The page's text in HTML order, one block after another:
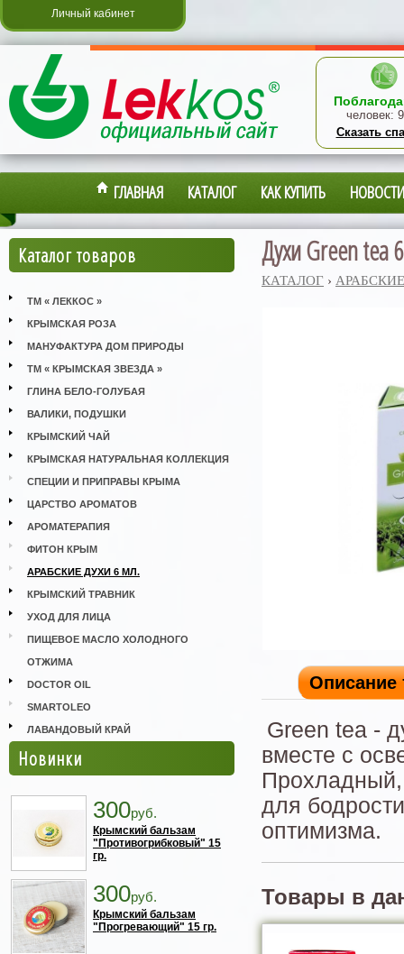
Личный кабинет
человек:
Сказать
ГЛАВНАЯ КАТАЛОГ КАК КУПИТЬ НОВОСТИ
Каталог товаров
ТМ « ЛЕККОС »
КРЫМСКАЯ РОЗА
МАНУФАКТУРА ДОМ ПРИРОДЫ
ТМ « КРЫМСКАЯ ЗВЕЗДА »
ГЛИНА БЕЛО-ГОЛУБАЯ
ВАЛИКИ, ПОДУШКИ
КРЫМСКИЙ ЧАЙ
КРЫМСКАЯ НАТУРАЛЬНАЯ КОЛЛЕКЦИЯ
СПЕЦИИ И ПРИПРАВЫ КРЫМА
ЦАРСТВО АРОМАТОВ
АРОМАТЕРАПИЯ
ФИТОН КРЫМ
АРАБСКИЕ ДУХИ 6 МЛ.
КРЫМСКИЙ ТРАВНИК
УХОД ДЛЯ ЛИЦА
ПИЩЕВОЕ МАСЛО ХОЛОДНОГО
ОТЖИМА
DOCTOR OIL
SMARTOLEO
ЛАВАНДОВЫЙ КРАЙ
Новинки
300руб.
Крымский бальзам
"Противогрибковый" 15
гр.
300руб.
Крымский бальзам
"Прогревающий" 15 гр.
Духи Green tea
КАТАЛОГ ›
Описание
Green tea -
вместе с
для
оптимизма.
Товары в